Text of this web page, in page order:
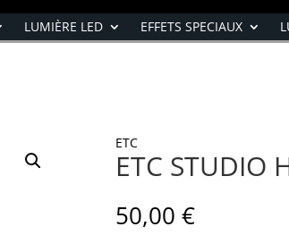
LUMIÈRE LED EFFETS SPECIAUX
ETC
ETC STUDIO
50,00 €